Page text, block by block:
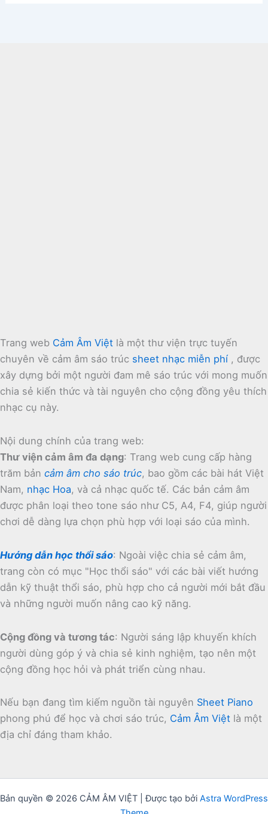
Trang web Cảm Âm Việt là một thư viện trực tuyến
chuyên về cảm âm sáo trúc sheet nhạc miễn phí , được
xây dựng bởi một người đam mê sáo trúc với mong muốn
chia sẻ kiến thức và tài nguyên cho cộng đồng yêu thích
nhạc cụ này.
Nội dung chính của trang web:
Thư viện cảm âm đa dạng: Trang web cung cấp hàng
trăm bản cảm âm cho sáo trúc, bao gồm các bài hát Việt
Nam, nhạc Hoa, và cả nhạc quốc tế. Các bản cảm âm
được phân loại theo tone sáo như C5, A4, F4, giúp người
chơi dễ dàng lựa chọn phù hợp với loại sáo của mình.
Hướng dẫn học thổi sáo: Ngoài việc chia sẻ cảm âm,
trang còn có mục "Học thổi sáo" với các bài viết hướng
dẫn kỹ thuật thổi sáo, phù hợp cho cả người mới bắt đầu
và những người muốn nâng cao kỹ năng.
Cộng đồng và tương tác: Người sáng lập khuyến khích
người dùng góp ý và chia sẻ kinh nghiệm, tạo nên một
cộng đồng học hỏi và phát triển cùng nhau.
Nếu bạn đang tìm kiếm nguồn tài nguyên Sheet Piano
phong phú để học và chơi sáo trúc, Cảm Âm Việt là một
địa chỉ đáng tham khảo.
Bản quyền © 2026 CẢM ÂM VIỆT | Được tạo bởi Astra WordPress